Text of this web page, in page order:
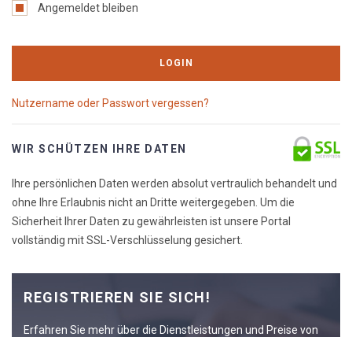
Angemeldet bleiben
LOGIN
Nutzername oder Passwort vergessen?
WIR SCHÜTZEN IHRE DATEN
Ihre persönlichen Daten werden absolut vertraulich behandelt und
ohne Ihre Erlaubnis nicht an Dritte weitergegeben. Um die
Sicherheit Ihrer Daten zu gewährleisten ist unsere Portal
vollständig mit SSL-Verschlüsselung gesichert.
REGISTRIEREN SIE SICH!
Erfahren Sie mehr über die Dienstleistungen und Preise von